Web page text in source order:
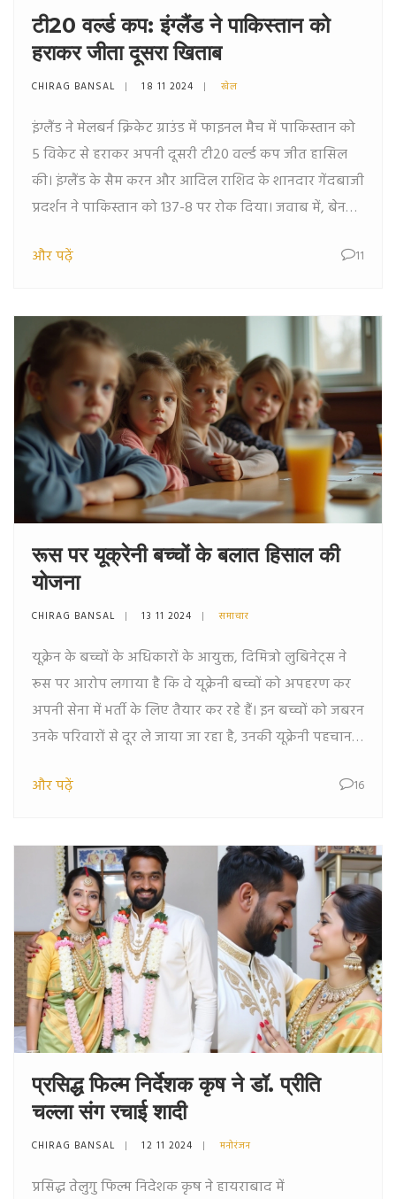
टी20 वर्ल्ड कप: इंग्लैंड ने पाकिस्तान को
हराकर जीता दूसरा खिताब
CHIRAG BANSAL 18 11 2024 खेल
इंग्लैंड ने मेलबर्न क्रिकेट ग्राउंड में फाइनल मैच में पाकिस्तान को
5 विकेट से हराकर अपनी दूसरी टी20 वर्ल्ड कप जीत हासिल
की। इंग्लैंड के सैम करन और आदिल राशिद के शानदार गेंदबाजी
प्रदर्शन ने पाकिस्तान को 137-8 पर रोक दिया। जवाब में, बेन
दिलाई। कप्तान जोस बटलर ने अपने टीम की सराहना की और
और पढ़ें 11
रूस पर यूक्रेनी बच्चों के बलात हिसाल की
योजना
CHIRAG BANSAL 13 11 2024 समाचार
यूक्रेन के बच्चों के अधिकारों के आयुक्त, दिमित्रो लुबिनेट्स ने
रूस पर आरोप लगाया है कि वे यूक्रेनी बच्चों को अपहरण कर
अपनी सेना में भर्ती के लिए तैयार कर रहे हैं। इन बच्चों को जबरन
उनके परिवारों से दूर ले जाया जा रहा है, उनकी यूक्रेनी पहचान
विचारधारा में ढाला जा रहा है। यह अंतरराष्ट्रीय कानून और
और पढ़ें 16
प्रसिद्ध फिल्म निर्देशक कृष ने डॉ. प्रीति
चल्ला संग रचाई शादी
CHIRAG BANSAL 12 11 2024 मनोरंजन
प्रसिद्ध तेलुगु फिल्म निदेशक कृष ने हायराबाद में